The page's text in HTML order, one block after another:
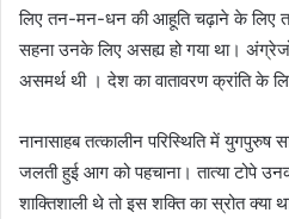
लिए तन-मन-धन की आहूति चढ़ाने के लिए
सहना उनके लिए असह्य हो गया था।
असमर्थ थी । देश का वातावरण क्रांति के
नानासाहब तत्कालीन परिस्थिति में युगपुरुष
जलती हुई आग को पहचाना। तात्या टोपे
शाक्तिशाली थे तो इस शक्ति का स्रोत क्या